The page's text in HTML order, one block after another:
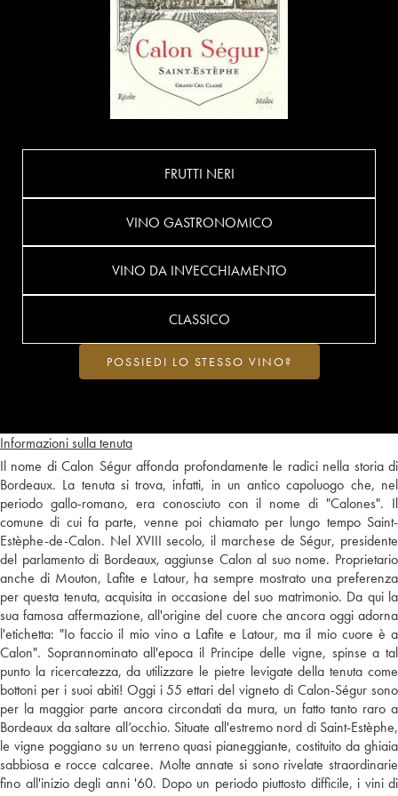
Informazioni sulla tenuta
Il nome di Calon Ségur affonda profondamente le radici nella storia di
Bordeaux. La tenuta si trova, infatti, in un antico capoluogo che, nel
periodo gallo-romano, era conosciuto con il nome di "Calones". Il
comune di cui fa parte, venne poi chiamato per lungo tempo Saint-
Estèphe-de-Calon. Nel XVIII secolo, il marchese de Ségur, presidente
del parlamento di Bordeaux, aggiunse Calon al suo nome. Proprietario
anche di Mouton, Lafite e Latour, ha sempre mostrato una preferenza
per questa tenuta, acquisita in occasione del suo matrimonio. Da qui la
sua famosa affermazione, all'origine del cuore che ancora oggi adorna
l'etichetta: "Io faccio il mio vino a Lafite e Latour, ma il mio cuore è a
Calon". Soprannominato all'epoca il Principe delle vigne, spinse a tal
punto la ricercatezza, da utilizzare le pietre levigate della tenuta come
bottoni per i suoi abiti! Oggi i 55 ettari del vigneto di Calon-Ségur sono
per la maggior parte ancora circondati da mura, un fatto tanto raro a
Bordeaux da saltare all’occhio. Situate all'estremo nord di Saint-Estèphe,
le vigne poggiano su un terreno quasi pianeggiante, costituito da ghiaia
sabbiosa e rocce calcaree. Molte annate si sono rivelate straordinarie
fino all'inizio degli anni '60. Dopo un periodo piuttosto difficile, i vini di
FRUTTI NERI
VINO GASTRONOMICO
VINO DA INVECCHIAMENTO
CLASSICO
POSSIEDI LO STESSO VINO?